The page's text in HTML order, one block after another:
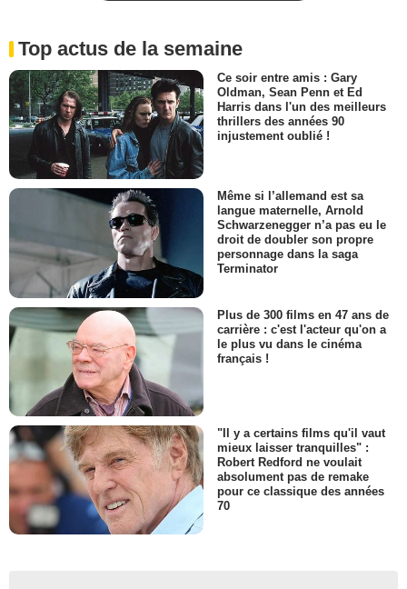
Top actus de la semaine
Ce soir entre amis : Gary
Oldman, Sean Penn et Ed
Harris dans l'un des meilleurs
thrillers des années 90
injustement oublié !
Même si l’allemand est sa
langue maternelle, Arnold
Schwarzenegger n’a pas eu le
droit de doubler son propre
personnage dans la saga
Terminator
Plus de 300 films en 47 ans de
carrière : c'est l'acteur qu'on a
le plus vu dans le cinéma
français !
"Il y a certains films qu'il vaut
mieux laisser tranquilles" :
Robert Redford ne voulait
absolument pas de remake
pour ce classique des années
70